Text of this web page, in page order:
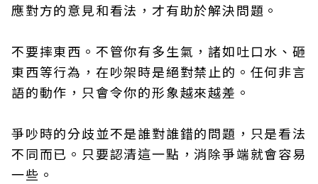
應對方的意見和看法，才有助於解決問題。
不要摔東西。不管你有多生氣，諸如吐口水、砸
東西等行為，在吵架時是絕對禁止的。任何非言
語的動作，只會令你的形象越來越差。
爭吵時的分歧並不是誰對誰錯的問題，只是看法
不同而已。只要認清這一點，消除爭端就會容易
一些。